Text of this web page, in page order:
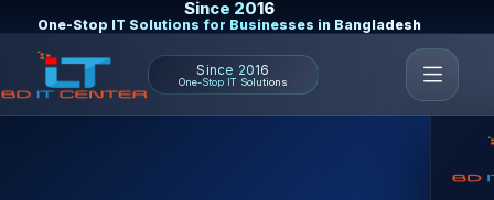
Since 2016
One-Stop IT Solutions for Businesses in Bangladesh
Since 2016
One-Stop IT Solutions